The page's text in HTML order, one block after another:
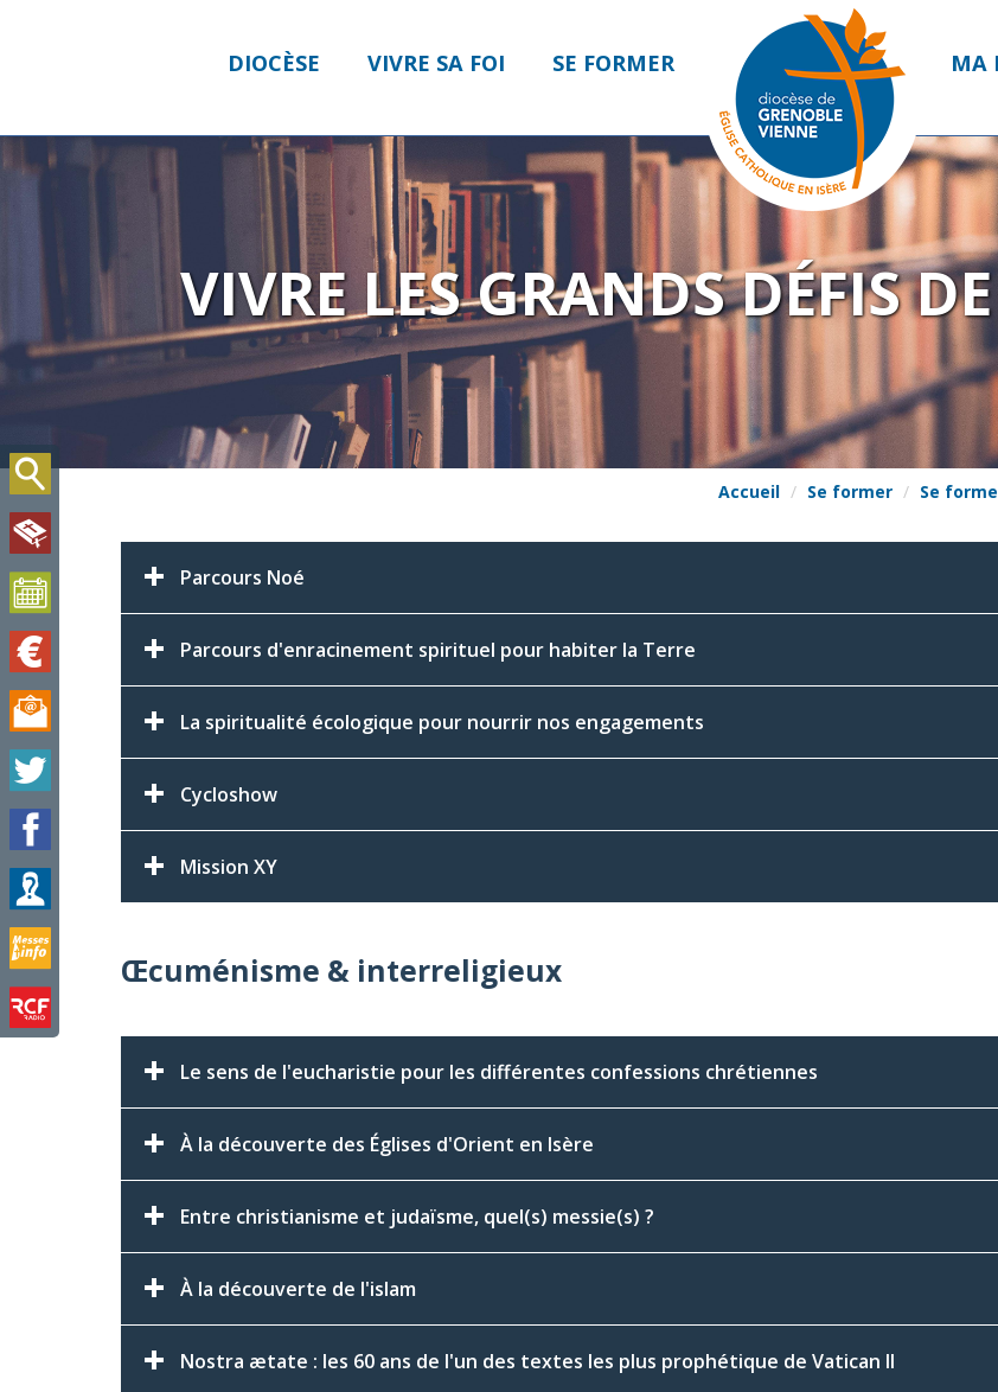
VIVRE LES GRANDS DÉFIS
Accueil Se former Se
Parcours Noé
Parcours d'enracinement spirituel pour habiter la Terre
La spiritualité écologique pour nourrir nos engagements
Cycloshow
Mission XY
Œcuménisme & interreligieux
Le sens de l'eucharistie pour les différentes confessions chrétiennes
À la découverte des Églises d'Orient en Isère
Entre christianisme et judaïsme, quel(s) messie(s) ?
À la découverte de l'islam
Nostra ætate : les 60 ans de l'un des textes les plus prophétique de Vatican II
DIOCÈSE VIVRE SA FOI SE FORMER MA